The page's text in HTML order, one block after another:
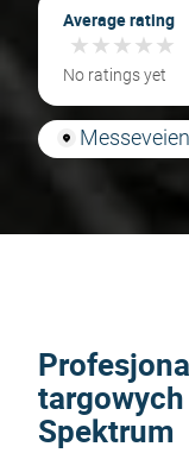
Average rating
★★★★★
★★★★★
No ratings yet
targowych
Spektrum